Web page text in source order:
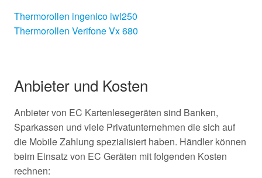
Thermorollen ingenico iwl250
Thermorollen Verifone Vx 680
Anbieter und Kosten
Anbieter von EC Kartenlesegeräten sind Banken,
Sparkassen und viele Privatunternehmen die sich auf
die Mobile Zahlung spezialisiert haben. Händler können
beim Einsatz von EC Geräten mit folgenden Kosten
rechnen: